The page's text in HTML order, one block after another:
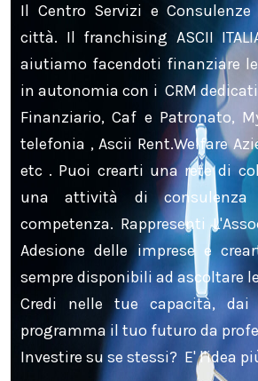
Il Centro Servizi e
città. Il franchising ASCII
aiutiamo facendoti finanziare
in autonomia con i CRM
Finanziario, Caf e Patronato,
telefonia , Ascii Rent.Welfare
etc . Puoi crearti una rete di
una attività di
competenza. Rappresenti
Adesione delle imprese e
sempre disponibili ad ascoltare
Credi nelle tue capacità,
programma il tuo futuro da
Investire su se stessi? E' l'idea